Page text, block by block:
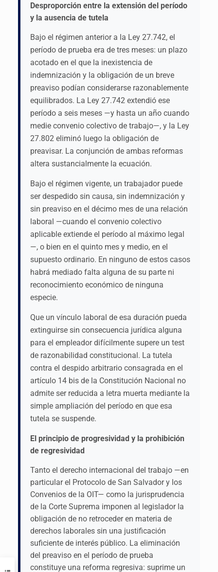
Desproporción entre la extensión del período
y la ausencia de tutela
Bajo el régimen anterior a la Ley 27.742, el
período de prueba era de tres meses: un plazo
acotado en el que la inexistencia de
indemnización y la obligación de un breve
preaviso podían considerarse razonablemente
equilibrados. La Ley 27.742 extendió ese
período a seis meses —y hasta un año cuando
medie convenio colectivo de trabajo—, y la Ley
27.802 eliminó luego la obligación de
preavisar. La conjunción de ambas reformas
altera sustancialmente la ecuación.
Bajo el régimen vigente, un trabajador puede
ser despedido sin causa, sin indemnización y
sin preaviso en el décimo mes de una relación
laboral —cuando el convenio colectivo
aplicable extiende el período al máximo legal
—, o bien en el quinto mes y medio, en el
supuesto ordinario. En ninguno de estos casos
habrá mediado falta alguna de su parte ni
reconocimiento económico de ninguna
especie.
Que un vínculo laboral de esa duración pueda
extinguirse sin consecuencia jurídica alguna
para el empleador difícilmente supere un test
de razonabilidad constitucional. La tutela
contra el despido arbitrario consagrada en el
artículo 14 bis de la Constitución Nacional no
admite ser reducida a letra muerta mediante la
simple ampliación del período en que esa
tutela se suspende.
El principio de progresividad y la prohibición
de regresividad
Tanto el derecho internacional del trabajo —en
particular el Protocolo de San Salvador y los
Convenios de la OIT— como la jurisprudencia
de la Corte Suprema imponen al legislador la
obligación de no retroceder en materia de
derechos laborales sin una justificación
suficiente de interés público. La eliminación
del preaviso en el período de prueba
constituye una reforma regresiva: suprime un